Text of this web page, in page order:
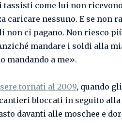
tassisti come lui non
caricare nessuno. E se non
non ci pagano. Non riesco
mandare i soldi alla
mandando a me».
tornati al 2009, quando
bloccati in seguito
davanti alle moschee e